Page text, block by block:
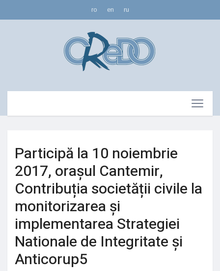
ro en ru
Participă la 10 noiembrie
2017, orașul Cantemir,
Contribuția societății civile la
monitorizarea și
implementarea Strategiei
Nationale de Integritate și
Anticorup5